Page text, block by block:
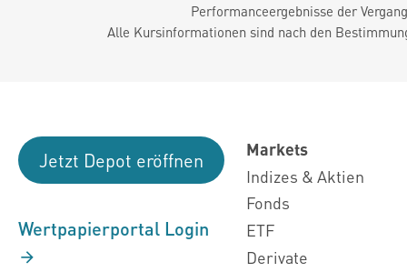
Performanceergebnisse der
Alle Kursinformationen sind nach den
Jetzt Depot eröffnen
Wertpapierportal Login
Markets
Indizes & Aktien
Fonds
ETF
Derivate